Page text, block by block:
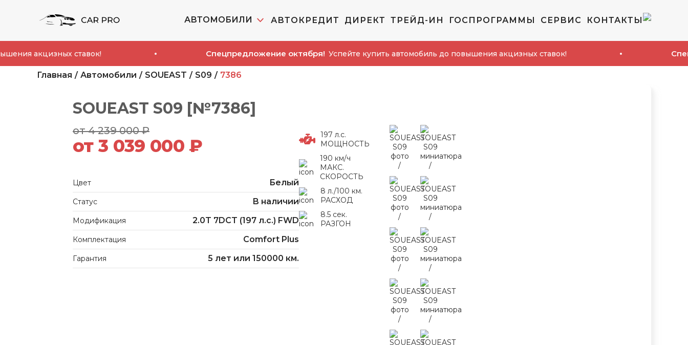
АВТОМОБИЛИ АВТОКРЕДИТ ДИРЕКТ ТРЕЙД-ИН ГОСПРОГРАММЫ СЕРВИС КОНТАКТЫ
ставок! Спецпредложение октября!Успейте купить автомобиль до повышения акцизных ставок!
Главная Автомобили SOUEAST S09 7386
SOUEAST S09 [№7386]
от 4 239 000 ₽
от 3 039 000 ₽
Цвет Белый
Статус В наличии
Модификация 2.0T 7DCT (197 л.с.) FWD
Комплектация Comfort Plus
Гарантия 5 лет или 150000 км.
197 л.с.
МОЩНОСТЬ
190 км/ч
МАКС.
СКОРОСТЬ
8 л./100 км.
РАСХОД
8.5 сек.
РАЗГОН